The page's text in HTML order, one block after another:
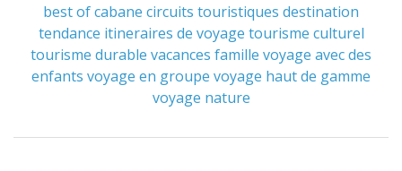
best ofcabane circuits touristiques destination
tendance itineraires de voyage tourisme culturel
tourisme durable vacances famille voyage avec des
enfants voyage en groupe voyage haut de gamme
voyage nature